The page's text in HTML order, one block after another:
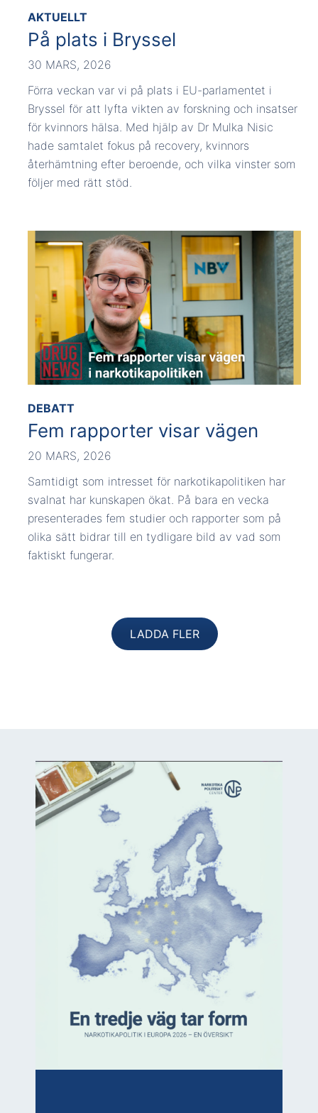
AKTUELLT
På plats i Bryssel
30 MARS, 2026
Förra veckan var vi på plats i EU-parlamentet i
Bryssel för att lyfta vikten av forskning och insatser
för kvinnors hälsa. Med hjälp av Dr Mulka Nisic
hade samtalet fokus på recovery, kvinnors
återhämtning efter beroende, och vilka vinster som
följer med rätt stöd.
DEBATT
Fem rapporter visar vägen
20 MARS, 2026
Samtidigt som intresset för narkotikapolitiken har
svalnat har kunskapen ökat. På bara en vecka
presenterades fem studier och rapporter som på
olika sätt bidrar till en tydligare bild av vad som
faktiskt fungerar.
LADDA FLER